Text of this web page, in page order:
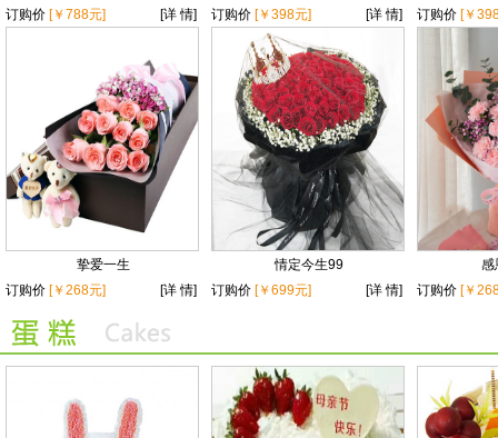
订购价 [￥788元] [详 情]
订购价 [￥398元] [详 情]
订购价 [￥
挚爱一生
订购价 [￥268元] [详 情]
情定今生99
订购价 [￥699元] [详 情]
感
订购价 [￥